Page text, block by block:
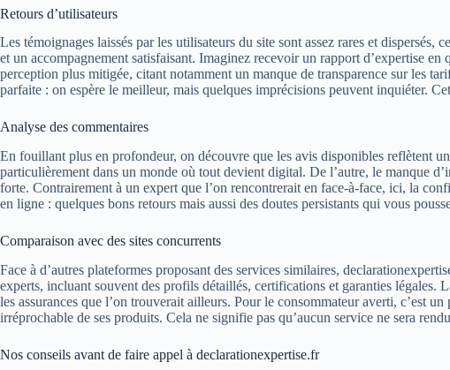
Retours d’utilisateurs
Les témoignages laissés par les utilisateurs du site sont assez rares et
et un accompagnement satisfaisant. Imaginez recevoir un rapport d’expertise
perception plus mitigée, citant notamment un manque de transparence sur les
parfaite : on espère le meilleur, mais quelques imprécisions peuvent inquiéter.
Analyse des commentaires
En fouillant plus en profondeur, on découvre que les avis disponibles reflètent
particulièrement dans un monde où tout devient digital. De l’autre, le manque
forte. Contrairement à un expert que l’on rencontrerait en face-à-face, ici, la
en ligne : quelques bons retours mais aussi des doutes persistants qui vous
Comparaison avec des sites concurrents
Face à d’autres plateformes proposant des services similaires,
experts, incluant souvent des profils détaillés, certifications et garanties légales.
les assurances que l’on trouverait ailleurs. Pour le consommateur averti, c’est
irréprochable de ses produits. Cela ne signifie pas qu’aucun service ne sera
Nos conseils avant de faire appel à declarationexpertise.fr